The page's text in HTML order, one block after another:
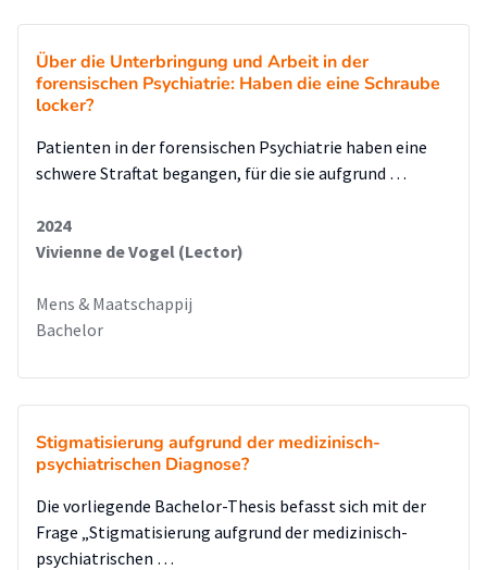
Über die Unterbringung und Arbeit in der
forensischen Psychiatrie: Haben die eine Schraube
locker?
Patienten in der forensischen Psychiatrie haben eine
schwere Straftat begangen, für die sie aufgrund …
2024
Vivienne de Vogel (Lector)
Mens & Maatschappij
Bachelor
Stigmatisierung aufgrund der medizinisch-
psychiatrischen Diagnose?
Die vorliegende Bachelor-Thesis befasst sich mit der
Frage „Stigmatisierung aufgrund der medizinisch-
psychiatrischen …